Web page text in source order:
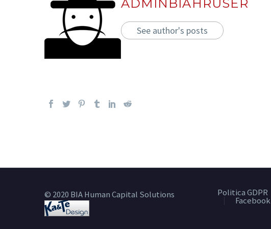
ADMINBIAHRUSER
See author's posts
Politica GDPR
Facebook
© 2020 BIA Human Capital Solutions